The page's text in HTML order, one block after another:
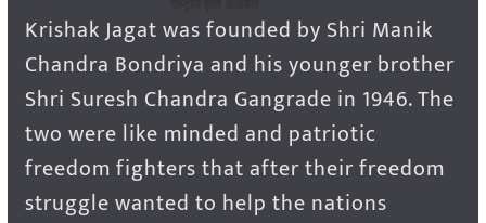
Krishak Jagat was founded by Shri Manik
Chandra Bondriya and his younger brother
Shri Suresh Chandra Gangrade in 1946. The
two were like minded and patriotic
freedom fighters that after their freedom
struggle wanted to help the nations